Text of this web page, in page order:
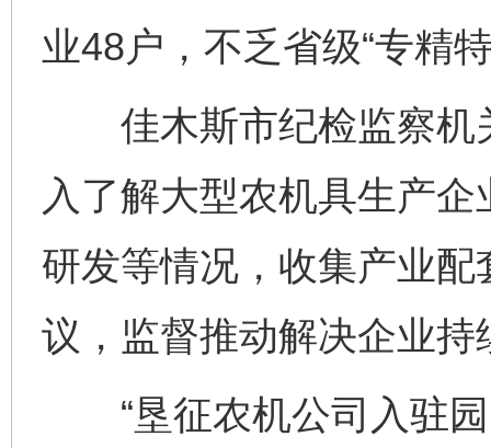
业48户，不乏省级“专精
佳木斯市纪检监察机
入了解大型农机具生产
研发等情况，收集产业
议，监督推动解决企业
“垦征农机公司入驻园